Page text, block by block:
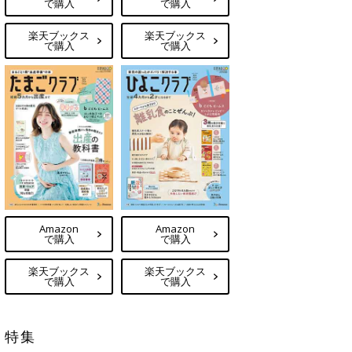
で購入
楽天ブックス
で購入
で購入
楽天ブックス
で購入
Amazon
で購入
楽天ブックス
で購入
Amazon
で購入
楽天ブックス
で購入
特集